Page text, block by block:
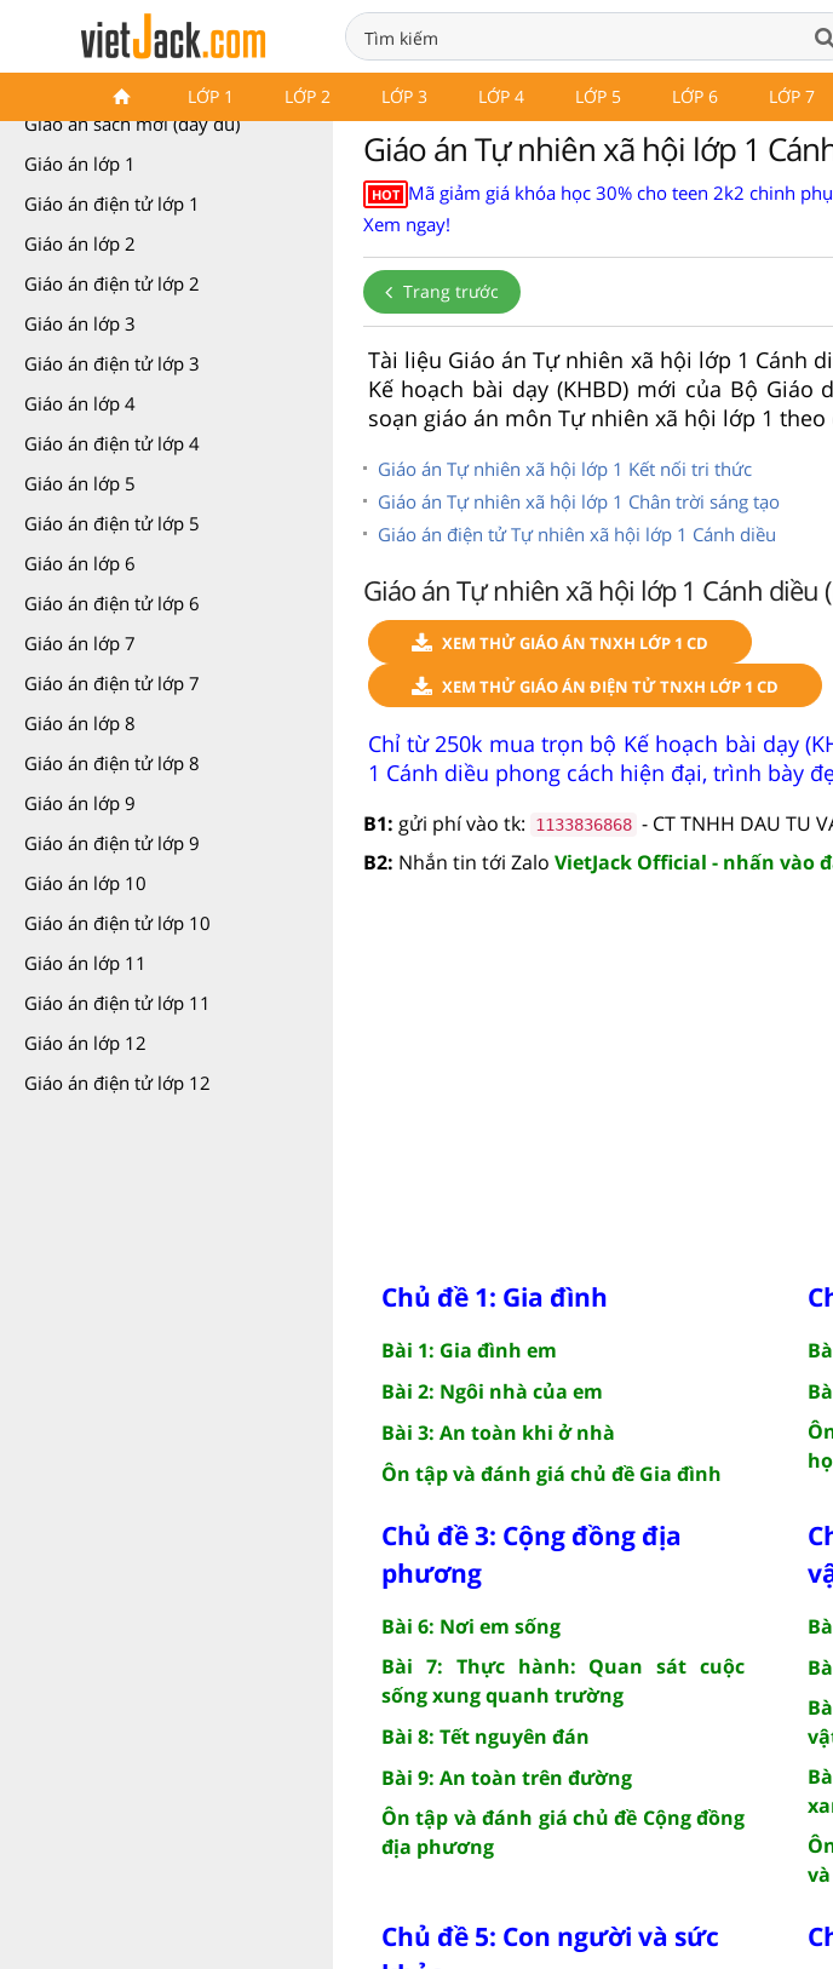
LỚP 1 LỚP 2 LỚP 3 LỚP 4 LỚP 5 LỚP 6 LỚP 7
Giáo án các môn học (các lớp)
Giáo án sách mới (đầy đủ)
Giáo án lớp 1
Giáo án điện tử lớp 1
Giáo án lớp 2
Giáo án điện tử lớp 2
Giáo án lớp 3
Giáo án điện tử lớp 3
Giáo án lớp 4
Giáo án điện tử lớp 4
Giáo án lớp 5
Giáo án điện tử lớp 5
Giáo án lớp 6
Giáo án điện tử lớp 6
Giáo án lớp 7
Giáo án điện tử lớp 7
Giáo án lớp 8
Giáo án điện tử lớp 8
Giáo án lớp 9
Giáo án điện tử lớp 9
Giáo án lớp 10
Giáo án điện tử lớp 10
Giáo án lớp 11
Giáo án điện tử lớp 11
Giáo án lớp 12
Giáo án điện tử lớp 12
Giáo án Tự nhiên xã hội lớp 1
HOT Mã giảm giá khóa học 30% cho teen 2k2 chinh
Xem ngay!
Trang trước
Tài liệu Giáo án Tự nhiên xã hội lớp 1 Cánh
Kế hoạch bài dạy (KHBD) mới của Bộ
soạn giáo án môn Tự nhiên xã hội lớp 1
Giáo án Tự nhiên xã hội lớp 1 Kết nối tri thức
Giáo án Tự nhiên xã hội lớp 1 Chân trời sáng tạo
Giáo án điện tử Tự nhiên xã hội lớp 1 Cánh diều
Giáo án Tự nhiên xã hội lớp 1 Cánh
XEM THỬ GIÁO ÁN TNXH LỚP 1 CD
XEM THỬ GIÁO ÁN ĐIỆN TỬ TNXH LỚP 1 CD
Chỉ từ 250k mua trọn bộ Kế hoạch bài dạy
1 Cánh diều phong cách hiện đại, trình bày
B1: gửi phí vào tk: 1133836868 - CT TNHH DAU TU
B2: Nhắn tin tới Zalo VietJack Official - nhấn vào
Chủ đề 1: Gia đình
Bài 1: Gia đình em
Bài 2: Ngôi nhà của em
Bài 3: An toàn khi ở nhà
Ôn tập và đánh giá chủ đề Gia đình
Chủ đề 3: Cộng đồng địa
phương
Bài 6: Nơi em sống
Bài 7: Thực hành: Quan sát cuộc
sống xung quanh trường
Bài 8: Tết nguyên đán
Bài 9: An toàn trên đường
Ôn tập và đánh giá chủ đề Cộng đồng
địa phương
Chủ đề 5: Con người và sức